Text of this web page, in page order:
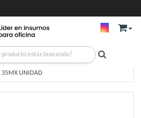
Y SUJETAPAPEL/
35MX UNIDAD